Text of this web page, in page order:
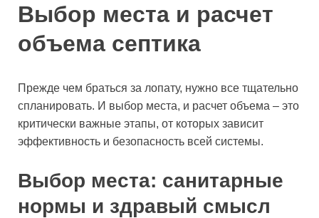
Выбор места и расчет
объема септика
Прежде чем браться за лопату, нужно все тщательно
спланировать. И выбор места, и расчет объема – это
критически важные этапы, от которых зависит
эффективность и безопасность всей системы.
Выбор места: санитарные
нормы и здравый смысл